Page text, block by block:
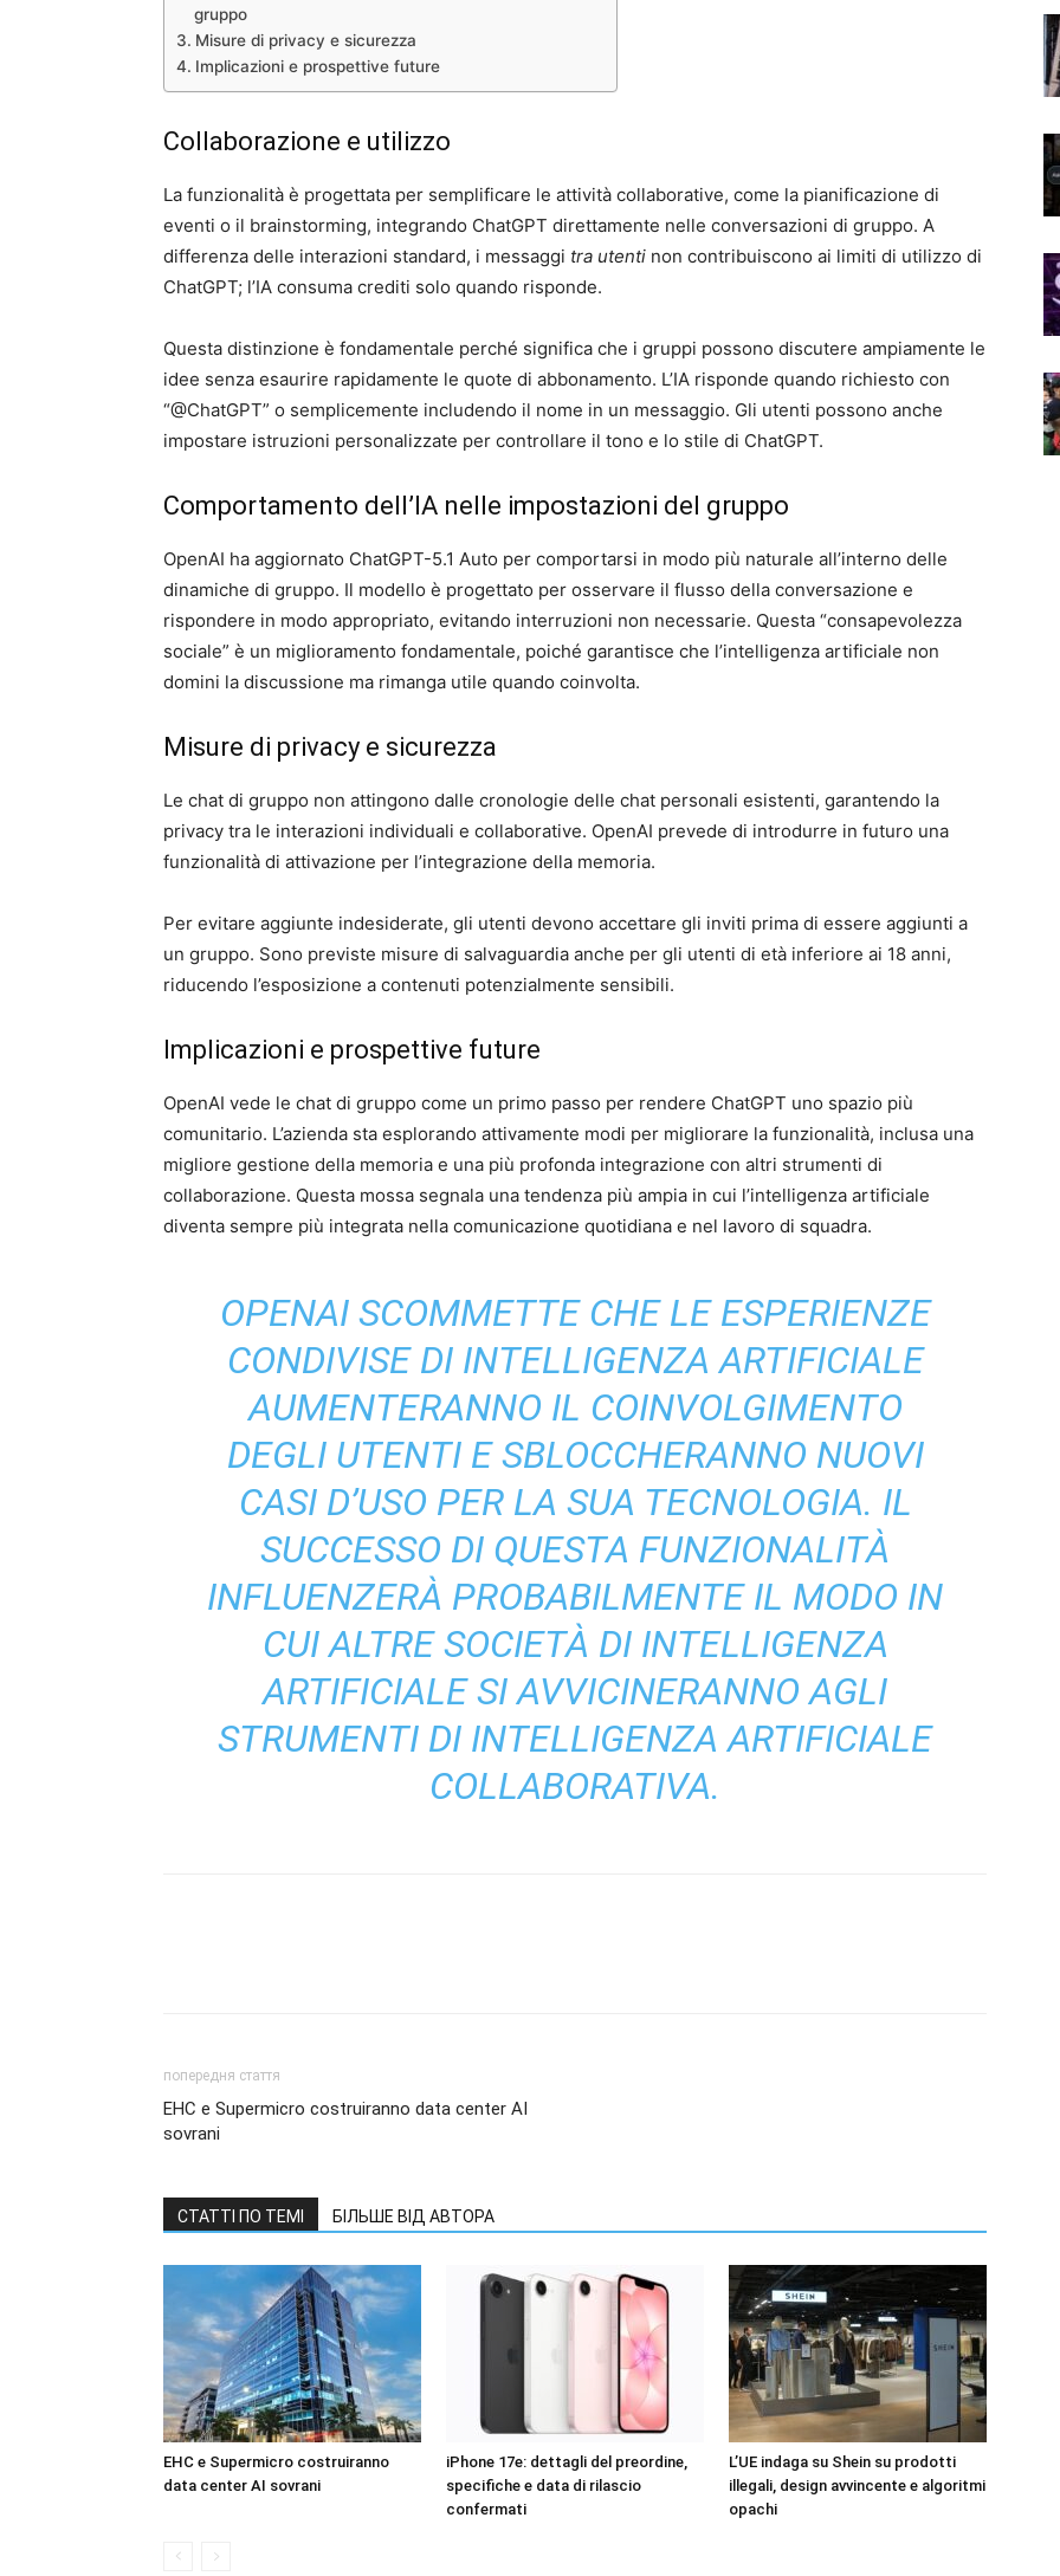
gruppo
Misure di privacy e sicurezza
Implicazioni e prospettive future
Collaborazione e utilizzo
La funzionalità è progettata per semplificare le attività collaborative, come la pianificazione di
eventi o il brainstorming, integrando ChatGPT direttamente nelle conversazioni di gruppo. A
differenza delle interazioni standard, i messaggi tra utenti non contribuiscono ai limiti di utilizzo di
ChatGPT; l’IA consuma crediti solo quando risponde.
Questa distinzione è fondamentale perché significa che i gruppi possono discutere ampiamente le
idee senza esaurire rapidamente le quote di abbonamento. L’IA risponde quando richiesto con
“@ChatGPT” o semplicemente includendo il nome in un messaggio. Gli utenti possono anche
impostare istruzioni personalizzate per controllare il tono e lo stile di ChatGPT.
Comportamento dell’IA nelle impostazioni del gruppo
OpenAI ha aggiornato ChatGPT-5.1 Auto per comportarsi in modo più naturale all’interno delle
dinamiche di gruppo. Il modello è progettato per osservare il flusso della conversazione e
rispondere in modo appropriato, evitando interruzioni non necessarie. Questa “consapevolezza
sociale” è un miglioramento fondamentale, poiché garantisce che l’intelligenza artificiale non
domini la discussione ma rimanga utile quando coinvolta.
Misure di privacy e sicurezza
Le chat di gruppo non attingono dalle cronologie delle chat personali esistenti, garantendo la
privacy tra le interazioni individuali e collaborative. OpenAI prevede di introdurre in futuro una
funzionalità di attivazione per l’integrazione della memoria.
Per evitare aggiunte indesiderate, gli utenti devono accettare gli inviti prima di essere aggiunti a
un gruppo. Sono previste misure di salvaguardia anche per gli utenti di età inferiore ai 18 anni,
riducendo l’esposizione a contenuti potenzialmente sensibili.
Implicazioni e prospettive future
OpenAI vede le chat di gruppo come un primo passo per rendere ChatGPT uno spazio più
comunitario. L’azienda sta esplorando attivamente modi per migliorare la funzionalità, inclusa una
migliore gestione della memoria e una più profonda integrazione con altri strumenti di
collaborazione. Questa mossa segnala una tendenza più ampia in cui l’intelligenza artificiale
diventa sempre più integrata nella comunicazione quotidiana e nel lavoro di squadra.
OPENAI SCOMMETTE CHE LE ESPERIENZE
CONDIVISE DI INTELLIGENZA ARTIFICIALE
AUMENTERANNO IL COINVOLGIMENTO
DEGLI UTENTI E SBLOCCHERANNO NUOVI
CASI D’USO PER LA SUA TECNOLOGIA. IL
SUCCESSO DI QUESTA FUNZIONALITÀ
INFLUENZERÀ PROBABILMENTE IL MODO IN
CUI ALTRE SOCIETÀ DI INTELLIGENZA
ARTIFICIALE SI AVVICINERANNO AGLI
STRUMENTI DI INTELLIGENZA ARTIFICIALE
COLLABORATIVA.
попередня стаття
EHC e Supermicro costruiranno data center AI
sovrani
СТАТТІ ПО ТЕМІ БІЛЬШЕ ВІД АВТОРА
EHC e Supermicro costruiranno
data center AI sovrani
iPhone 17e: dettagli del preordine,
specifiche e data di rilascio
confermati
L’UE indaga su Shein su prodotti
illegali, design avvincente e algoritmi
opachi